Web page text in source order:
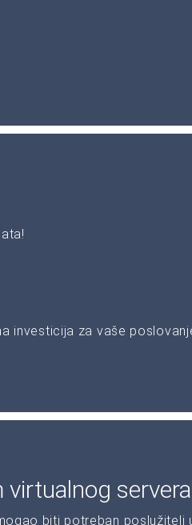
investicija za vaše
virtualnog servera
biti potreban poslužitelj